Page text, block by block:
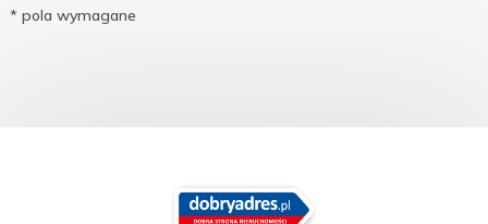
* pola wymagane